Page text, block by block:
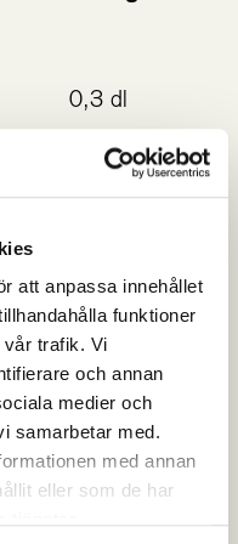
att anpassa innehållet
funktioner
trafik. Vi
och annan
medier och
samarbetar med.
med annan
eller som de har
0,3 dl
1,2 dl
0,3 dl
2,4 dl
1,2 dl